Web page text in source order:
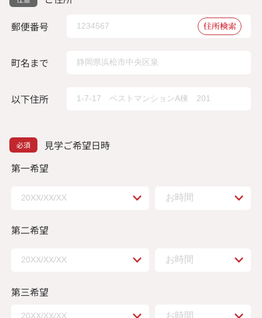
郵便番号
住所検索
町名まで
以下住所
見学ご希望日時
第一希望
第二希望
第三希望